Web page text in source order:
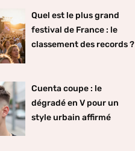
Quel est le plus grand
festival de France : le
classement des records ?
Cuenta coupe : le
dégradé en V pour un
style urbain affirmé